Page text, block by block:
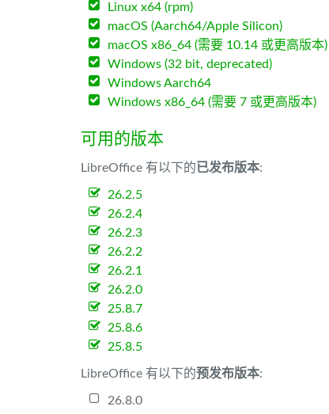
Linux x64 (rpm)
macOS (Aarch64/Apple Silicon)
macOS x86_64 (需要 10.14 或更高版本)
Windows (32 bit, deprecated)
Windows Aarch64
Windows x86_64 (需要 7 或更高版本)
可用的版本
LibreOffice 有以下的已发布版本:
26.2.5
26.2.4
26.2.3
26.2.2
26.2.1
26.2.0
25.8.7
25.8.6
25.8.5
LibreOffice 有以下的预发布版本:
26.8.0